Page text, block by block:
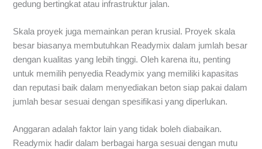
gedung bertingkat atau infrastruktur jalan.
Skala proyek juga memainkan peran krusial. Proyek skala
besar biasanya membutuhkan Readymix dalam jumlah besar
dengan kualitas yang lebih tinggi. Oleh karena itu, penting
untuk memilih penyedia Readymix yang memiliki kapasitas
dan reputasi baik dalam menyediakan beton siap pakai dalam
jumlah besar sesuai dengan spesifikasi yang diperlukan.
Anggaran adalah faktor lain yang tidak boleh diabaikan.
Readymix hadir dalam berbagai harga sesuai dengan mutu